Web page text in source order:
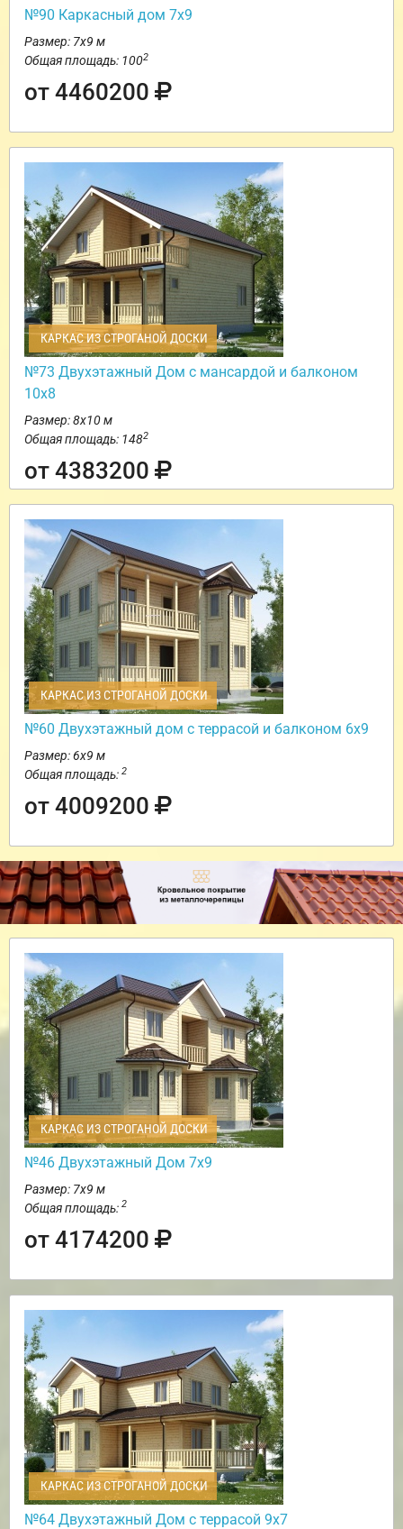
№90 Каркасный дом 7х9
Размер: 7х9 м
Общая площадь: 1002
от 4460200
КАРКАС ИЗ СТРОГАНОЙ ДОСКИ
№73 Двухэтажный Дом с мансардой и балконом
10х8
Размер: 8х10 м
Общая площадь: 1482
от 4383200
КАРКАС ИЗ СТРОГАНОЙ ДОСКИ
№60 Двухэтажный дом с террасой и балконом 6х9
Размер: 6х9 м
Общая площадь: 2
от 4009200
КАРКАС ИЗ СТРОГАНОЙ ДОСКИ
№46 Двухэтажный Дом 7х9
Размер: 7х9 м
Общая площадь: 2
от 4174200
КАРКАС ИЗ СТРОГАНОЙ ДОСКИ
№64 Двухэтажный Дом с террасой 9х7